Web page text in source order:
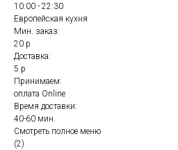
10:00 - 22:30
Европейская кухня
Мин. заказ:
20 р
Доставка:
5 р
Принимаем:
оплата Online
Время доставки:
40-60 мин.
Смотреть полное меню
(2)